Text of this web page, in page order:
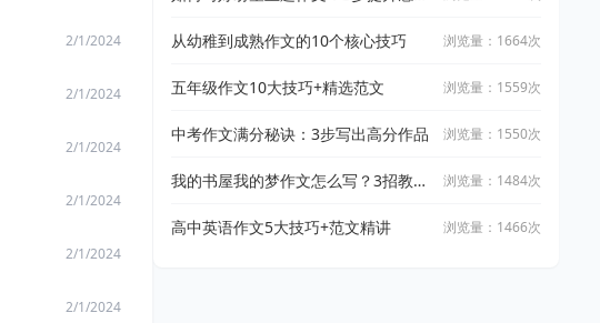
2/1/2024
2/1/2024
2/1/2024
2/1/2024
2/1/2024
2/1/2024
从幼稚到成熟作文的10个核心技巧 浏览量：1664次
五年级作文10大技巧+精选范文 浏览量：1559次
中考作文满分秘诀：3步写出高分作品 浏览量：1550次
我的书屋我的梦作文怎么写？3招教你
浏览量：1484次
高中英语作文5大技巧+范文精讲 浏览量：1466次